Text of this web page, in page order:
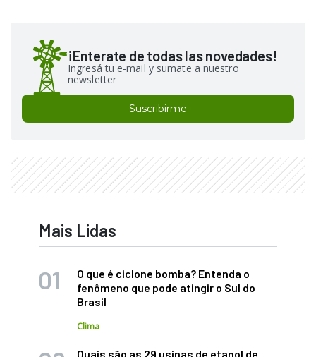
¡Enterate de todas las novedades!
Ingresá tu e-mail y sumate a nuestro
newsletter
Suscribirme
Mais Lidas
O que é ciclone bomba? Entenda o
fenômeno que pode atingir o Sul do
Brasil
Clima
Quais são as 29 usinas de etanol de